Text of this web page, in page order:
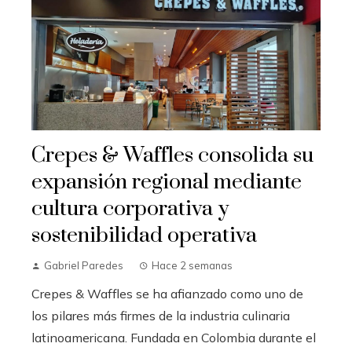
Crepes & Waffles consolida su
expansión regional mediante
cultura corporativa y
sostenibilidad operativa
Gabriel Paredes Hace 2 semanas
Crepes & Waffles se ha afianzado como uno de
los pilares más firmes de la industria culinaria
latinoamericana. Fundada en Colombia durante el